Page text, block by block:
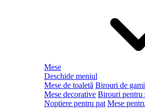
Mese
Deschide meniul
Mese de toaletă Birouri de
Mese decorative Birouri pentru
Noptiere pentru pat Mese